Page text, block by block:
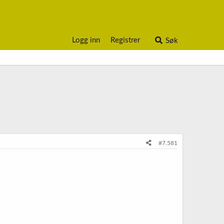
Logg inn Registrer Søk
#7.581